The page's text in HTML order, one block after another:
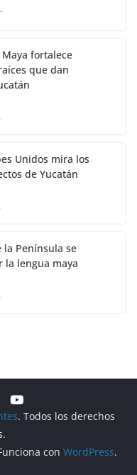
fortalece
que dan
Unidos mira los
de Yucatán
Península se
la lengua maya
. Todos los derechos
con WordPress.